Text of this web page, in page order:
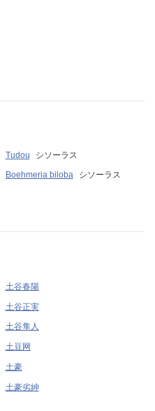
Tudou
シソーラス
Boehmeria biloba
シソーラス
土谷春陽
土谷正実
土谷隼人
土豆网
土豪
土豪劣紳